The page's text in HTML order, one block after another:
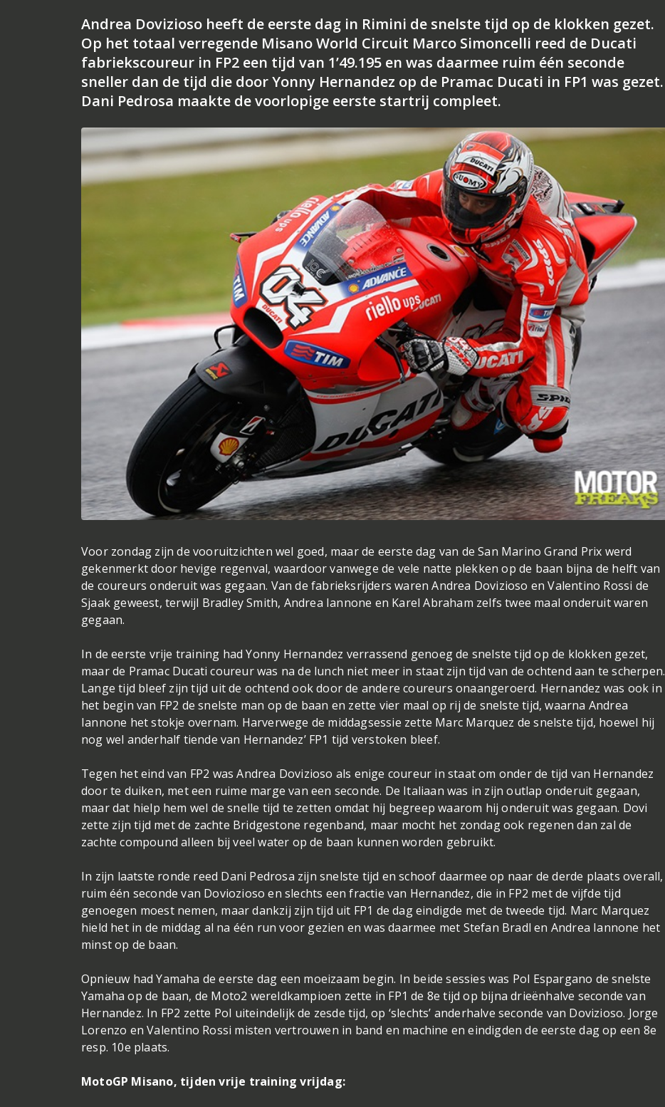
Andrea Dovizioso heeft de eerste dag in Rimini de snelste tijd op de klokken gezet.
Op het totaal verregende Misano World Circuit Marco Simoncelli reed de Ducati
fabriekscoureur in FP2 een tijd van 1’49.195 en was daarmee ruim één seconde
sneller dan de tijd die door Yonny Hernandez op de Pramac Ducati in FP1 was gezet.
Dani Pedrosa maakte de voorlopige eerste startrij compleet.
Voor zondag zijn de vooruitzichten wel goed, maar de eerste dag van de San Marino Grand Prix werd
gekenmerkt door hevige regenval, waardoor vanwege de vele natte plekken op de baan bijna de helft van
de coureurs onderuit was gegaan. Van de fabrieksrijders waren Andrea Dovizioso en Valentino Rossi de
Sjaak geweest, terwijl Bradley Smith, Andrea Iannone en Karel Abraham zelfs twee maal onderuit waren
gegaan.
In de eerste vrije training had Yonny Hernandez verrassend genoeg de snelste tijd op de klokken gezet,
maar de Pramac Ducati coureur was na de lunch niet meer in staat zijn tijd van de ochtend aan te scherpen.
Lange tijd bleef zijn tijd uit de ochtend ook door de andere coureurs onaangeroerd. Hernandez was ook in
het begin van FP2 de snelste man op de baan en zette vier maal op rij de snelste tijd, waarna Andrea
Iannone het stokje overnam. Harverwege de middagsessie zette Marc Marquez de snelste tijd, hoewel hij
nog wel anderhalf tiende van Hernandez’ FP1 tijd verstoken bleef.
Tegen het eind van FP2 was Andrea Dovizioso als enige coureur in staat om onder de tijd van Hernandez
door te duiken, met een ruime marge van een seconde. De Italiaan was in zijn outlap onderuit gegaan,
maar dat hielp hem wel de snelle tijd te zetten omdat hij begreep waarom hij onderuit was gegaan. Dovi
zette zijn tijd met de zachte Bridgestone regenband, maar mocht het zondag ook regenen dan zal de
zachte compound alleen bij veel water op de baan kunnen worden gebruikt.
In zijn laatste ronde reed Dani Pedrosa zijn snelste tijd en schoof daarmee op naar de derde plaats overall,
ruim één seconde van Doviozioso en slechts een fractie van Hernandez, die in FP2 met de vijfde tijd
genoegen moest nemen, maar dankzij zijn tijd uit FP1 de dag eindigde met de tweede tijd. Marc Marquez
hield het in de middag al na één run voor gezien en was daarmee met Stefan Bradl en Andrea Iannone het
minst op de baan.
Opnieuw had Yamaha de eerste dag een moeizaam begin. In beide sessies was Pol Espargano de snelste
Yamaha op de baan, de Moto2 wereldkampioen zette in FP1 de 8e tijd op bijna drieënhalve seconde van
Hernandez. In FP2 zette Pol uiteindelijk de zesde tijd, op ‘slechts’ anderhalve seconde van Dovizioso. Jorge
Lorenzo en Valentino Rossi misten vertrouwen in band en machine en eindigden de eerste dag op een 8e
resp. 10e plaats.
MotoGP Misano, tijden vrije training vrijdag: